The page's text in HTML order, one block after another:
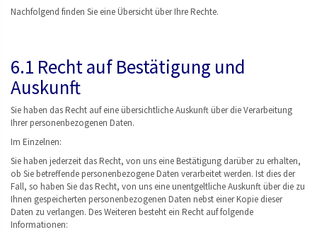
Nachfolgend finden Sie eine Übersicht über Ihre Rechte.
6.1 Recht auf Bestätigung und
Auskunft
Sie haben das Recht auf eine übersichtliche Auskunft über die Verarbeitung
Ihrer personenbezogenen Daten.
Im Einzelnen:
Sie haben jederzeit das Recht, von uns eine Bestätigung darüber zu erhalten,
ob Sie betreffende personenbezogene Daten verarbeitet werden. Ist dies der
Fall, so haben Sie das Recht, von uns eine unentgeltliche Auskunft über die zu
Ihnen gespeicherten personenbezogenen Daten nebst einer Kopie dieser
Daten zu verlangen. Des Weiteren besteht ein Recht auf folgende
Informationen: